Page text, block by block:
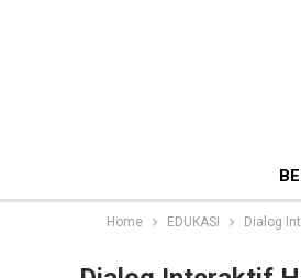
Home EDUKASI Dialog